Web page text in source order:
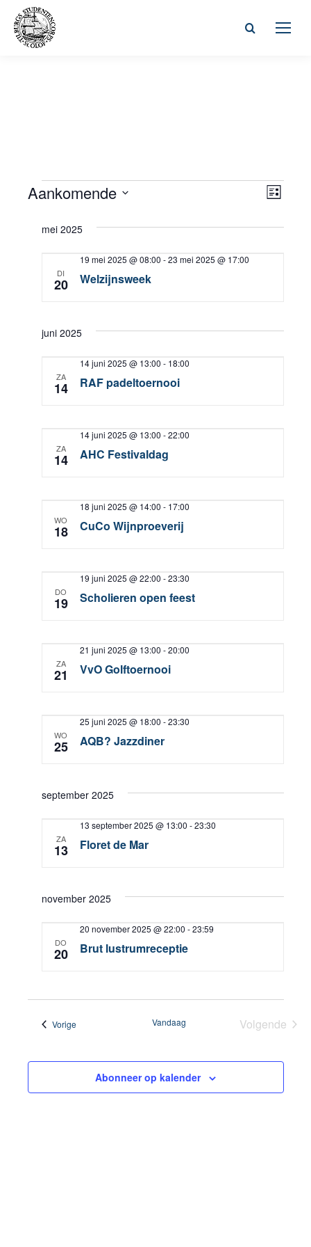
Zoeken:
Evenementen Lijst
Aankomende
eenmei 2025
DI
20 Welzijnsweek
19 mei 2025 @ 08:00 -23 mei 2025 @ 17:00
juni 2025
ZA
14 RAF padeltoernooi
14 juni 2025 @ 13:00 - 18:00
ZA
14 AHC Festivaldag
14 juni 2025 @ 13:00 -22:00
WO
18 CuCo Wijnproeverij
18 juni 2025 @ 14:00 - 17:00
DO
19 Scholieren open feest
19 juni 2025 @ 22:00 -23:30
ZA
21 VvO Golftoernooi
21 juni 2025 @ 13:00 -20:00
WO
25 AQB? Jazzdiner
25 juni 2025 @ 18:00 -23:30
september 2025
ZA
13 Floret de Mar
13 september 2025 @ 13:00 -23:30
november 2025
DO
20 Brut lustrumreceptie
20 november 2025 @ 22:00 -23:59
VorigeEvenementen Vandaag
Volgende
Abonneer op kalender